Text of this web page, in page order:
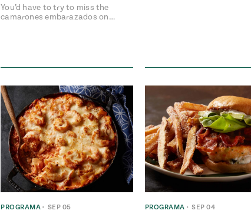
You’d have to try to miss the
camarones embarazados on…
PROGRAMA • SEP 05 PROGRAMA • SEP 04